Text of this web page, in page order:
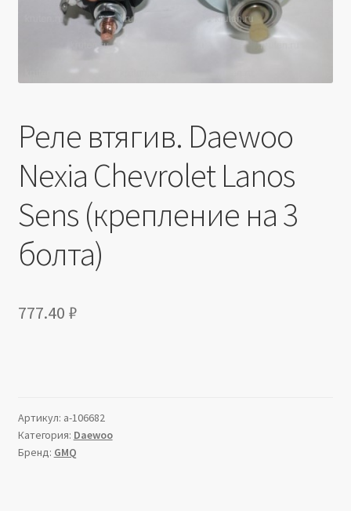
Реле втягив. Daewoo
Nexia Chevrolet Lanos
Sens (крепление на 3
болта)
777.40 ₽
Артикул: a-106682
Категория: Daewoo
Бренд: GMQ